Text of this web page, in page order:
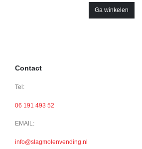
Ga winkelen
Contact
Tel:
06 191 493 52
EMAIL:
info@slagmolenvending.nl